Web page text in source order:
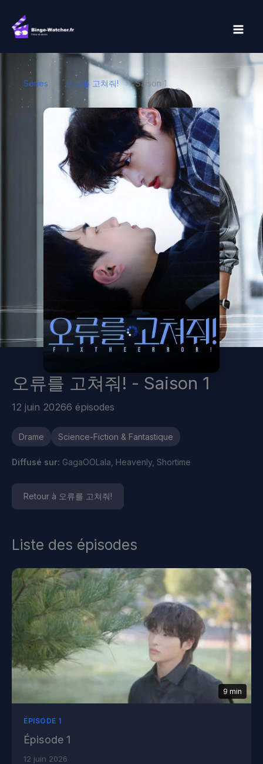
contenu
Séries 오류를 고쳐줘! › Saison 1
오류를 고쳐줘! - Saison 1
12 juin 20266 épisodes
Drame Science-Fiction & Fantastique
Diffusé sur: GagaOOLala, Heavenly, Shortime
Retour à 오류를 고쳐줘!
Liste des épisodes
9 min
ÉPISODE 1
Épisode 1
12 juin 2026